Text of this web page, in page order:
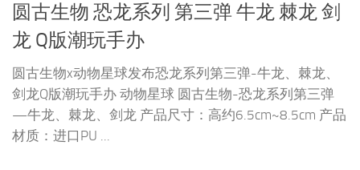
圆古生物 恐龙系列 第三弹 牛龙 棘龙 剑
龙 Q版潮玩手办
圆古生物x动物星球发布恐龙系列第三弹-牛龙、棘龙、
剑龙Q版潮玩手办 动物星球 圆古生物-恐龙系列第三弹
—牛龙、棘龙、剑龙 产品尺寸：高约6.5cm~8.5cm 产品
材质：进口PU ...